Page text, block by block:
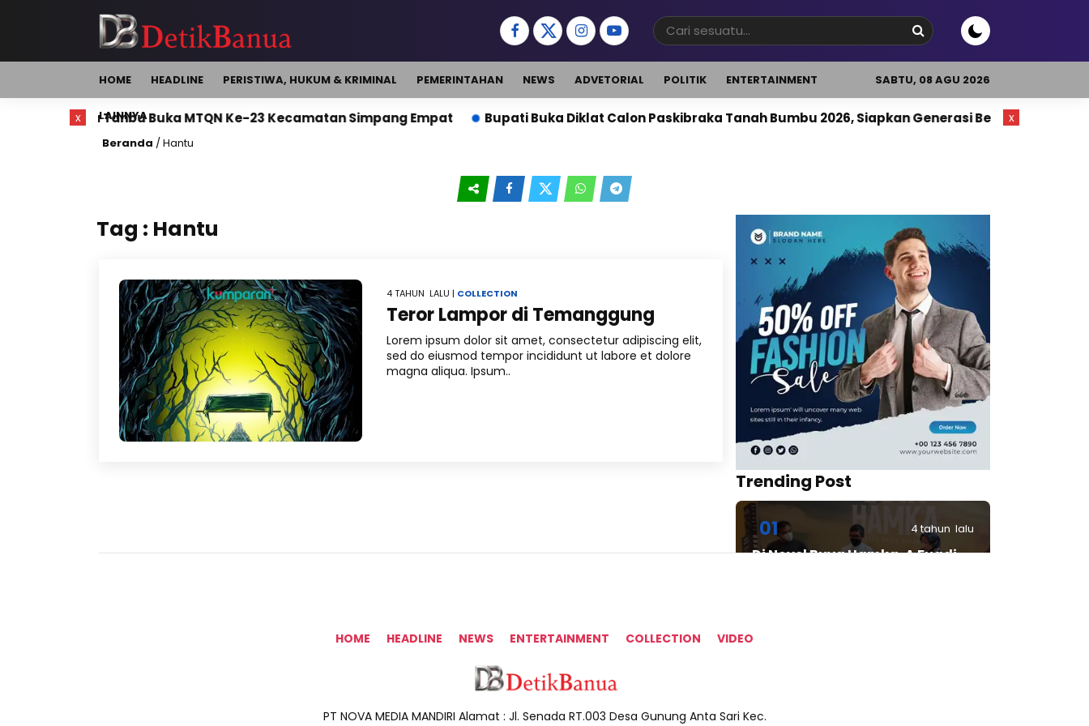
HOME HEADLINE PERISTIWA, HUKUM & KRIMINAL PEMERINTAHAN NEWS ADVETORIAL POLITIK ENTERTAINMENT
LAINNYA
SABTU, 08 AGU 2026
Sekda Tanbu Buka MTQN Ke-23 Kecamatan Simpang Empat Bupati Buka Diklat Calon Paskibraka Tanah Bumbu 2026, Siapkan Generasi Berkarakter
Beranda /Hantu
Tag : Hantu
4 TAHUN LALU | COLLECTION
Teror Lampor di Temanggung
Lorem ipsum dolor sit amet, consectetur adipiscing elit,
sed do eiusmod tempor incididunt ut labore et dolore
magna aliqua. Ipsum..
Trending Post
01 4 tahun lalu
Di Novel Buya Hamka, A Fuadi
x x
HOME HEADLINE NEWS ENTERTAINMENT COLLECTION VIDEO
PT NOVA MEDIA MANDIRI Alamat : Jl. Senada RT.003 Desa Gunung Anta Sari Kec.